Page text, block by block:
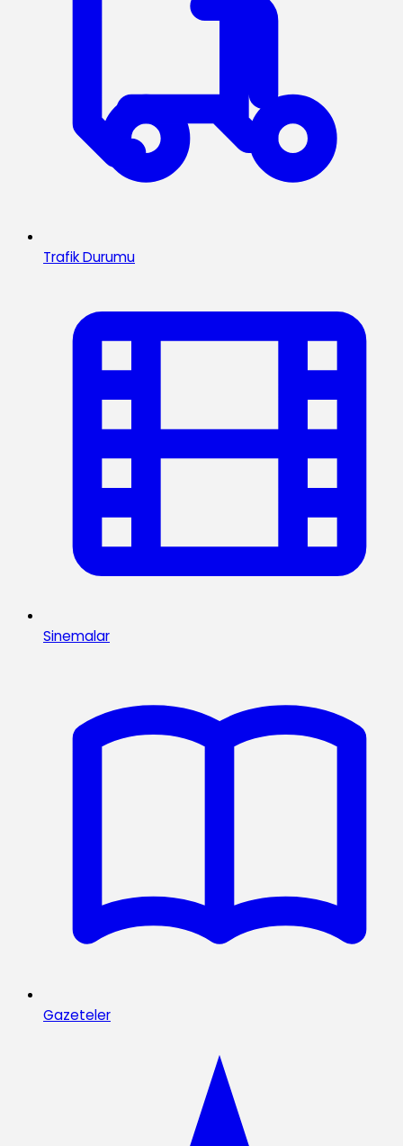
Trafik Durumu
Sinemalar
Gazeteler